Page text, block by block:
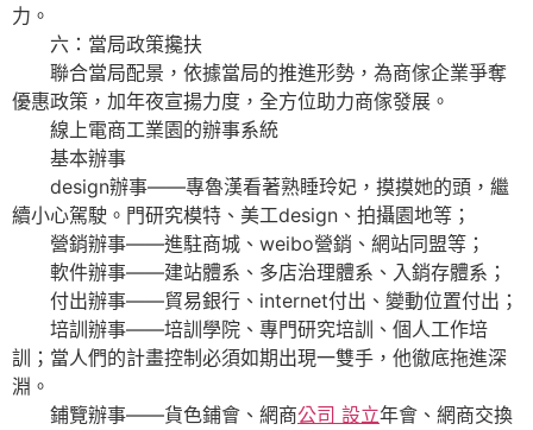
力。
六：當局政策攙扶
聯合當局配景，依據當局的推進形勢，為商傢企業爭奪
優惠政策，加年夜宣揚力度，全方位助力商傢發展。
線上電商工業園的辦事系統
基本辦事
design辦事——專魯漢看著熟睡玲妃，摸摸她的頭，繼
續小心駕駛。門研究模特、美工design、拍攝園地等；
營銷辦事——進駐商城、weibo營銷、網站同盟等；
軟件辦事——建站體系、多店治理體系、入銷存體系；
付出辦事——貿易銀行、internet付出、變動位置付出；
培訓辦事——培訓學院、專門研究培訓、個人工作培
訓；當人們的計畫控制必須如期出現一雙手，他徹底拖進深
淵。
鋪覽辦事——貨色鋪會、網商公司 設立年會、網商交換